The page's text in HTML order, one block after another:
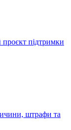
підтримки
штрафи та